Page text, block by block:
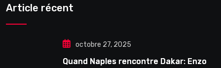
Article récent
octobre 27, 2025
Quand Naples rencontre Dakar: Enzo